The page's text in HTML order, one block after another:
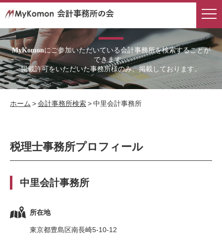
MyKomonにご参加いただいている会計事務所を検索することが
できます。
掲載許可をいただいた事務所様のみ、掲載しております。
ホーム >会計事務所検索>中里会計事務所
税理士事務所プロフィール
中里会計事務所
所在地
東京都豊島区南長崎5-10-12